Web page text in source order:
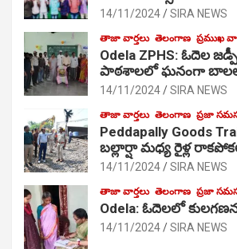
14/11/2024 SIRA NEWS
తాజా వార్తలు తెలంగాణ ప్రముఖ
Odela ZPHS: ఓదెల
పాఠ‌శాల‌లో ఘనంగా బాలల
14/11/2024 SIRA NEWS
తాజా వార్తలు తెలంగాణ ప్రజా
Peddapally Goods
బల్లార్షా మధ్య రైళ్ల
14/11/2024 SIRA NEWS
తాజా వార్తలు తెలంగాణ ప్రజా
Odela: ఓదెలలో
14/11/2024 SIRA NEWS